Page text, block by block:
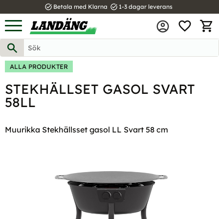
Meny
task_alt Betala med Klarna task_alt 1-3 dagar leverans
ALLA PRODUKTER
STEKHÄLLSET GASOL SVART
58LL
Muurikka Stekhällsset gasol LL Svart 58 cm